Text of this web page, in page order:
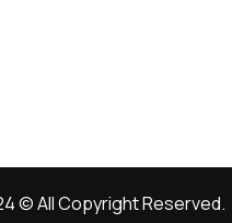
© All Copyright Reserved.